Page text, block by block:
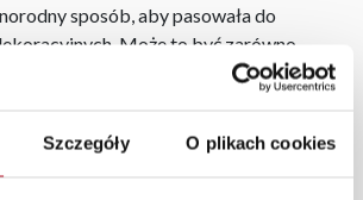
Szczegóły O plikach cookies
sposób, aby pasowała do
Może to być zarówno
nowoczesna
kuchnia, jak i bardziej
w aranżacji.
mebli Bodzio oferujemy pomoc w